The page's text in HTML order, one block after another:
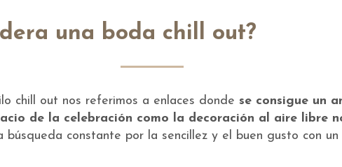
una boda chill out?
chill out nos referimos a enlaces donde se consigue un
de la celebración como la decoración al aire libre
búsqueda constante por la sencillez y el buen gusto con